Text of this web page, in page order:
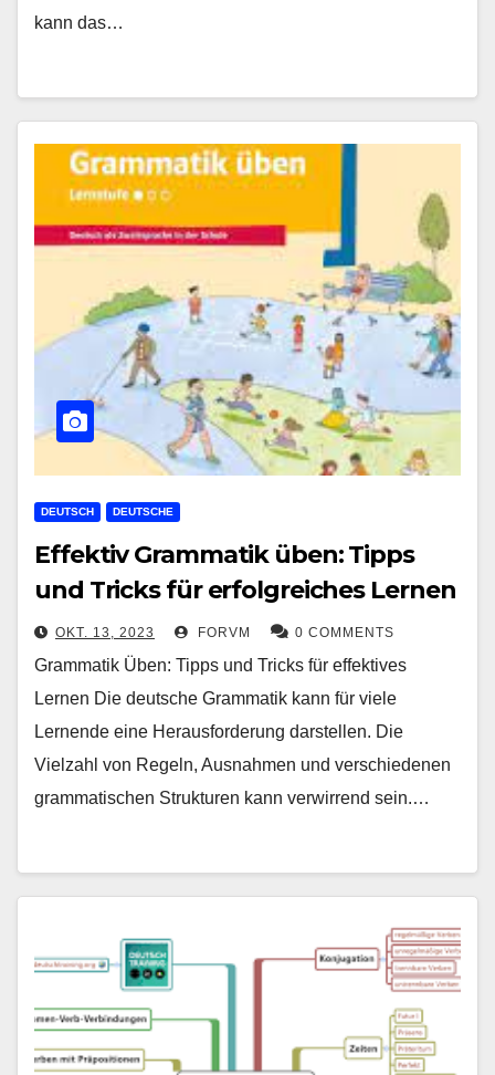
kann das…
DEUTSCH DEUTSCHE
Effektiv Grammatik üben: Tipps
und Tricks für erfolgreiches Lernen
OKT. 13, 2023 FORVM 0 COMMENTS
Grammatik Üben: Tipps und Tricks für effektives
Lernen Die deutsche Grammatik kann für viele
Lernende eine Herausforderung darstellen. Die
Vielzahl von Regeln, Ausnahmen und verschiedenen
grammatischen Strukturen kann verwirrend sein.…